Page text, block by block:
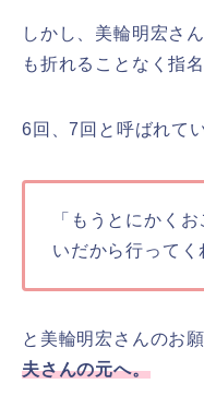
しかし、美輪明宏さ
も折れることなく指
6回、7回と呼ばれて
「もうとにかく
いだから行ってく
と美輪明宏さんのお
夫さんの元へ。